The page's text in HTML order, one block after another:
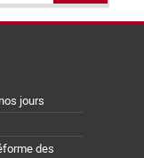
jours
des